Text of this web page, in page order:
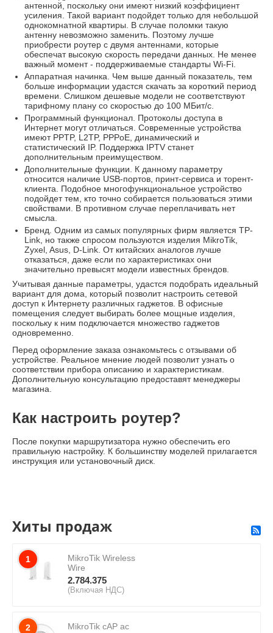
антенной, поскольку они имеют низкий коэффициент
усиления. Такой вариант подойдет только для небольшой
однокомнатной квартиры. В случае поломки такую
антенну невозможно заменить. Поэтому лучше
приобрести роутер с двумя антеннами, которые
обеспечат высокую скорость передачи данных. Не менее
важный момент - поддерживаемые стандарты Wi-Fi.
Аппаратная начинка. Чем выше данный показатель, тем
больше информации удастся скачать за короткий период
времени. Слишком дешевые модели не соответствуют
тарифному плану со скоростью до 100 МБит/с.
Программный функционал. Протоколы доступа в
Интернет могут отличаться. Современные устройства
имеют PPTP, L2TP, PPPoE, динамический и
статистический IP. Поддержка IPTV станет
дополнительным преимуществом.
Дополнительные функции. К данному параметру
относится наличие USB-портов, принт-сервиса и торент-
клиента. Подобное многофункциональное устройство
подойдет тем, кто точно собирается пользоваться этими
свойствами. В противном случае переплачивать нет
смысла.
Бренд. Одним из самых популярных фирм является TP-
Link, но также спросом пользуются изделия MikroTik,
Zyxel, Asus, D-Link. От китайских аналогов лучше
отказаться, даже если по характеристиках они
значительно превысят модели известных брендов.
Учитывая данные параметры, удастся подобрать идеальный
вариант для дома, который позволит настроить сетевой
доступ к Интернету различных гаджетов. В офисные
помещения следует выбирать более мощные изделия,
поскольку к ним подключается множество гаджетов
одновременно.
Перед оформление заказа ознакомьтесь с отзывами об
устройстве. Реальное мнение людей позволит узнать о
соответствии прибора описанию и характеристикам.
Дополнительную консультацию предоставят менеджеры
магазина.
Как настроить роутер?
После покупки маршрутизатора нужно обеспечить его
правильную настройку. К большинству моделей прилагается
инструкция или установочный диск.
Хиты продаж
1
MikroTik Wireless
Wire
2.784.375
(Включая НДС)
2 MikroTik cAP ac